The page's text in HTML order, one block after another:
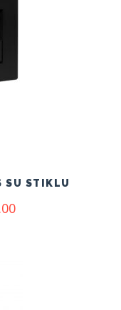
SU STIKLU
Current